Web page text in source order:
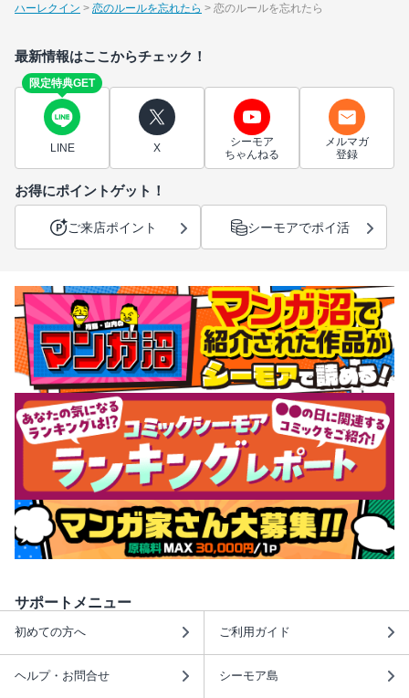
ハーレクイン
恋のルールを忘れたら 恋のルールを忘れたら
最新情報はここからチェック！
限定特典GET
LINE X
シーモア
ちゃんねる
メルマガ
登録
お得にポイントゲット！
ご来店ポイント シーモアでポイ活
サポートメニュー
初めての方へ ご利用ガイド
ヘルプ・お問合せ シーモア島